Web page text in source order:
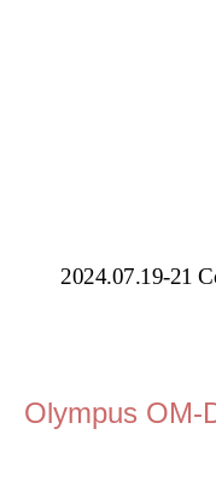
2024.07.19-21
Olympus OM-